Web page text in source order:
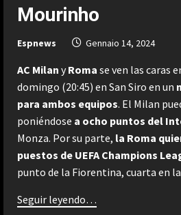
Mourinho
Espnews Gennaio 14, 2024
AC Milan y Roma se ven las caras
domingo (20:45) en San Siro en un
para ambos equipos. El Milan
poniéndose a ocho puntos del
Monza. Por su parte, la Roma
puestos de UEFA Champions
punto de la Fiorentina, cuarta en la
Seguir leyendo…